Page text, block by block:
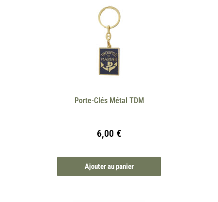
Porte-Clés Métal TDM
6,00 €
Ajouter au panier